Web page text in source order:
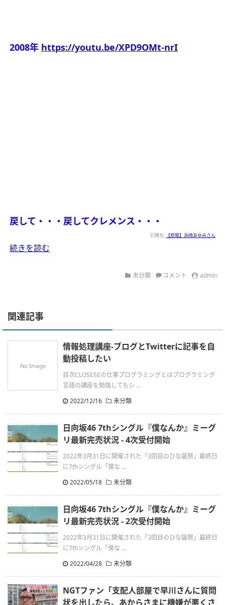
2008年 https://youtu.be/XPD9OMt-nrI
戻して・・・戻してクレメンス・・・
引用元: 【悲報】浜崎あゆみさん
続きを読む
未分類 コメント admin
関連記事
No Image
情報処理講座-ブログとTwitterに記事を自
動投稿したい
目次CLOSESEの仕事プログラミングとはプログラミング
言語の講座を勉強してもシ ...
2022/12/16
未分類
日向坂46 7thシングル『僕なんか』ミーグ
リ最新完売状況 - 4次受付開始
2022年3月31日に開催された「3回目のひな誕祭」最終日
に7thシングル「僕な ...
2022/05/18
未分類
日向坂46 7thシングル『僕なんか』ミーグ
リ最新完売状況 - 2次受付開始
2022年3月31日に開催された「3回目のひな誕祭」最終日
に7thシングル「僕な ...
2022/04/28
未分類
NGTファン「支配人部屋で早川さんに質問
状を出したら、あからさまに機嫌が悪くさ